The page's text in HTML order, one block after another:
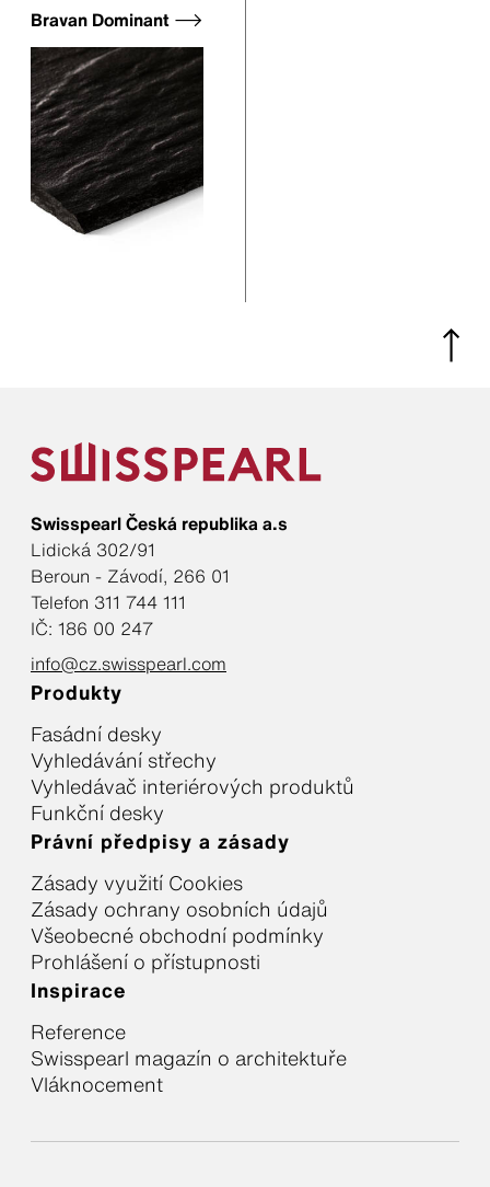
Bravan Dominant
Swisspearl Česká republika a.s
Lidická 302/91
Beroun - Závodí, 266 01
Telefon 311 744 111
IČ: 186 00 247
info@cz.swisspearl.com
Produkty
Fasádní desky
Vyhledávání střechy
Vyhledávač interiérových produktů
Funkční desky
Právní předpisy a zásady
Zásady využití Cookies
Zásady ochrany osobních údajů
Všeobecné obchodní podmínky
Prohlášení o přístupnosti
Inspirace
Reference
Swisspearl magazín o architektuře
Vláknocement